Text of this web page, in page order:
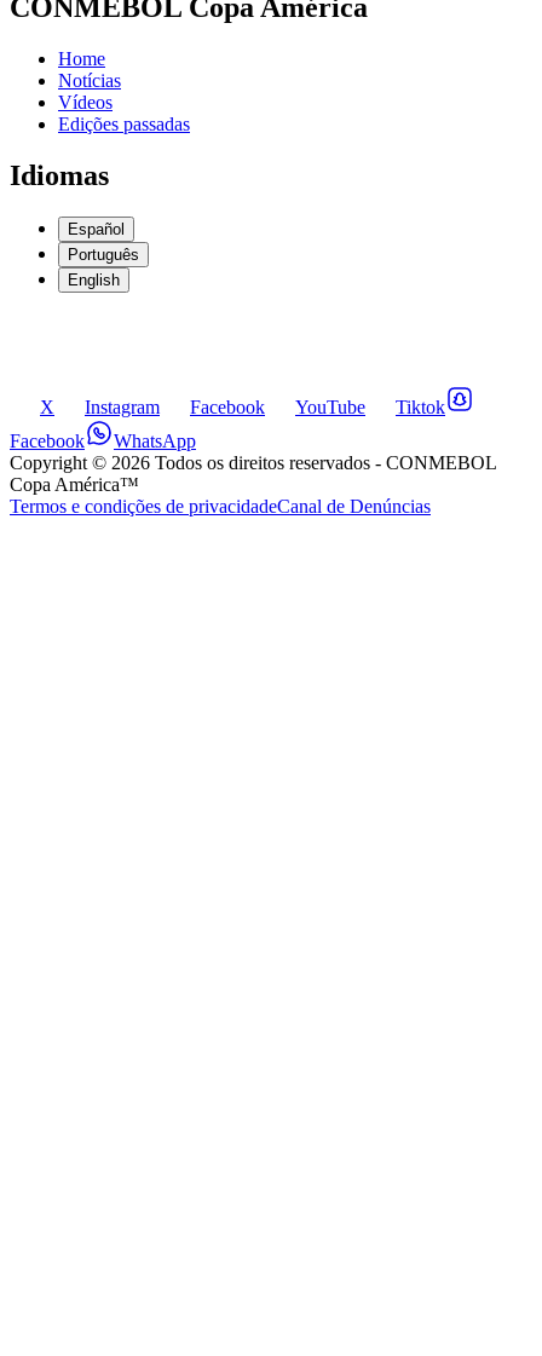
CONMEBOL Copa América
Home
Notícias
Vídeos
Edições passadas
Idiomas
Español
Português
English
X Instagram Facebook YouTube
Tiktok
Facebook
WhatsApp
Copyright © 2026 Todos os direitos reservados - CONMEBOL
Copa América™
Termos e condições de privacidadeCanal de Denúncias